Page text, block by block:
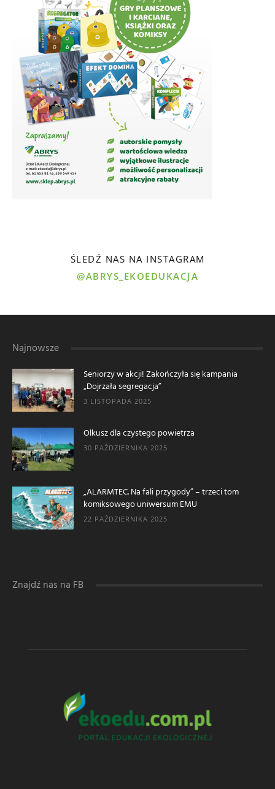
ŚLEDŹ NAS NA INSTAGRAM
@ABRYS_EKOEDUKACJA
Najnowsze
Seniorzy w akcji! Zakończyła się kampania
„Dojrzała segregacja”
3 LISTOPADA 2025
Olkusz dla czystego powietrza
30 PAŹDZIERNIKA 2025
„ALARMTEC. Na fali przygody” – trzeci tom
komiksowego uniwersum EMU
22 PAŹDZIERNIKA 2025
Znajdź nas na FB